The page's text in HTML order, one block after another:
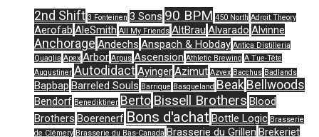
2nd Shift 3 Fonteinen 3 Sons 90 BPM 450 North Adroit Theory
Aerofab AleSmith All My Friends AltBrau Alvarado Alvinne
Anchorage Andechs Anspach & Hobday Antica Distilleria
Quaglia Apex Arbor Arpus Ascension Athletic Brewing A Tue-Tête
Augustiner AutodidactAyingerAzimut Azvex Bacchus Badlands
Bapbap Barreled Souls Barrique Basqueland Beak Bellwoods
Bendorf Benediktiner Berto Bissell Brothers Blood
Brothers Boerenerf Bons d'achat Bottle Logic Brasserie
de Clémery Brasserie du Bas-Canada Brasserie du Grillen Brekeriet